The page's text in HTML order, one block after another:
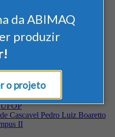
da ABIMAQ
produzir
o projeto
do Brasil, em Brasília
- PE
UFOP
Cascavel Pedro Luiz Boaretto
II